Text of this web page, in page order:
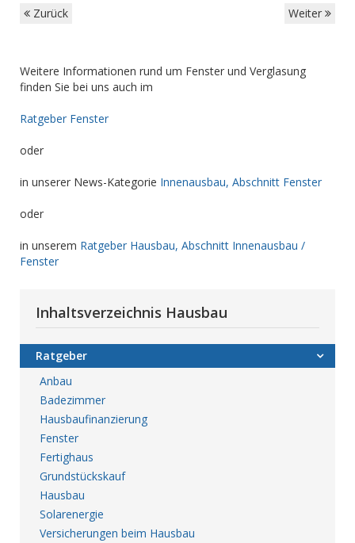
Zurück Weiter
Weitere Informationen rund um Fenster und Verglasung
finden Sie bei uns auch im
Ratgeber Fenster
oder
in unserer News-Kategorie Innenausbau, Abschnitt Fenster
oder
in unserem Ratgeber Hausbau, Abschnitt Innenausbau /
Fenster
Inhaltsverzeichnis Hausbau
Ratgeber
Anbau
Badezimmer
Hausbaufinanzierung
Fenster
Fertighaus
Grundstückskauf
Hausbau
Solarenergie
Versicherungen beim Hausbau